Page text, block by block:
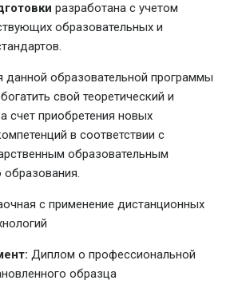
разработана с учетом
образовательных и
данной образовательной программы
свой теоретический и
счет приобретения новых
в соответствии с
образовательным
с применение дистанционных
Диплом о профессиональной
образца